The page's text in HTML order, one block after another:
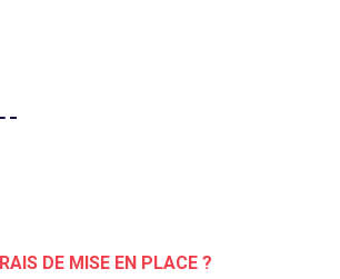
DE MISE EN PLACE ?